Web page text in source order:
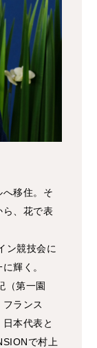
移住。そ
、花で表
ン競技会に
輝く。
（第一園
ランス
本代表と
で村上